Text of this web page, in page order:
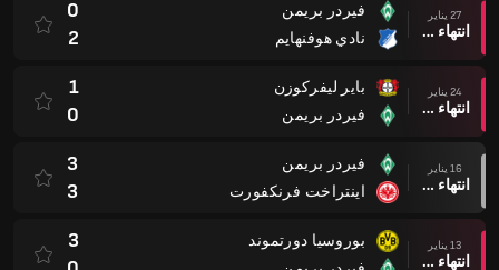
27 يناير
انتهاء وقت المباراة
فيردر بريمن
نادي هوفنهايم
0
2
24 يناير
انتهاء وقت المباراة
باير ليفركوزن
فيردر بريمن
1
0
16 يناير
انتهاء وقت المباراة
فيردر بريمن
اينتراخت فرنكفورت
3
3
13 يناير
انتهاء وقت المباراة
بوروسيا دورتموند
3